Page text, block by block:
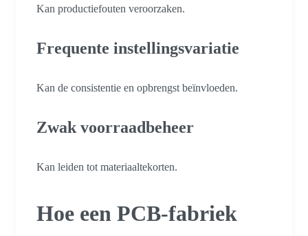
Kan productiefouten veroorzaken.
Frequente instellingsvariatie
Kan de consistentie en opbrengst beïnvloeden.
Zwak voorraadbeheer
Kan leiden tot materiaaltekorten.
Hoe een PCB-fabriek